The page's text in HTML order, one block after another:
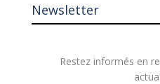
Newsletter
Restez informés en